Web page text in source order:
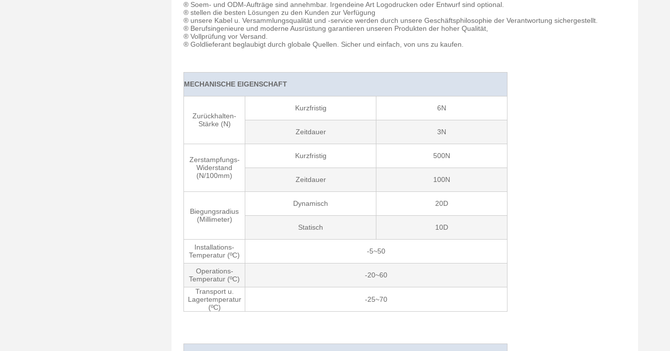
® Soem- und ODM-Aufträge sind annehmbar. Irgendeine Art Logodrucken oder Entwurf sind optional.
® stellen die besten Lösungen zu den Kunden zur Verfügung
® unsere Kabel u. Versammlungsqualität und -service werden durch unsere Geschäftsphilosophie der Verantwortung sichergestellt.
® Berufsingenieure und moderne Ausrüstung garantieren unseren Produkten der hoher Qualität,
® Vollprüfung vor Versand.
® Goldlieferant beglaubigt durch globale Quellen. Sicher und einfach, von uns zu kaufen.
MECHANISCHE EIGENSCHAFT
Zurückhalten-
Stärke (N)
Kurzfristig 6N
Zeitdauer 3N
Zerstampfungs-
Widerstand
(N/100mm)
Kurzfristig 500N
Zeitdauer 100N
Biegungsradius
(Millimeter)
Dynamisch 20D
Statisch 10D
Installations-
Temperatur (ºC)
-5~50
Operations-
Temperatur (ºC)
-20~60
Transport u.
Lagertemperatur
(ºC)
-25~70